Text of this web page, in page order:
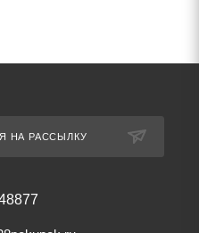
НА РАССЫЛКУ